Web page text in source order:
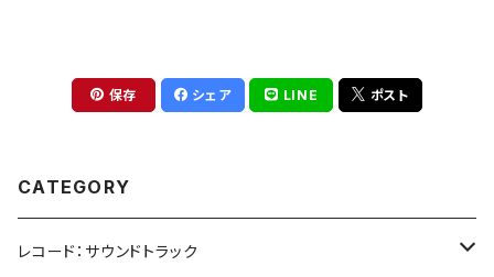
保存 シェア LINE ポスト
CATEGORY
レコード：サウンドトラック